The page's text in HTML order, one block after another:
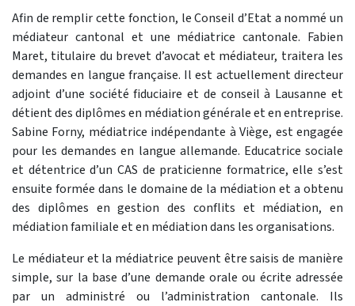
Afin de remplir cette fonction, le Conseil d’Etat a nommé un
médiateur cantonal et une médiatrice cantonale. Fabien
Maret, titulaire du brevet d’avocat et médiateur, traitera les
demandes en langue française. Il est actuellement directeur
adjoint d’une société fiduciaire et de conseil à Lausanne et
détient des diplômes en médiation générale et en entreprise.
Sabine Forny, médiatrice indépendante à Viège, est engagée
pour les demandes en langue allemande. Educatrice sociale
et détentrice d’un CAS de praticienne formatrice, elle s’est
ensuite formée dans le domaine de la médiation et a obtenu
des diplômes en gestion des conflits et médiation, en
médiation familiale et en médiation dans les organisations.
Le médiateur et la médiatrice peuvent être saisis de manière
simple, sur la base d’une demande orale ou écrite adressée
par un administré ou l’administration cantonale. Ils